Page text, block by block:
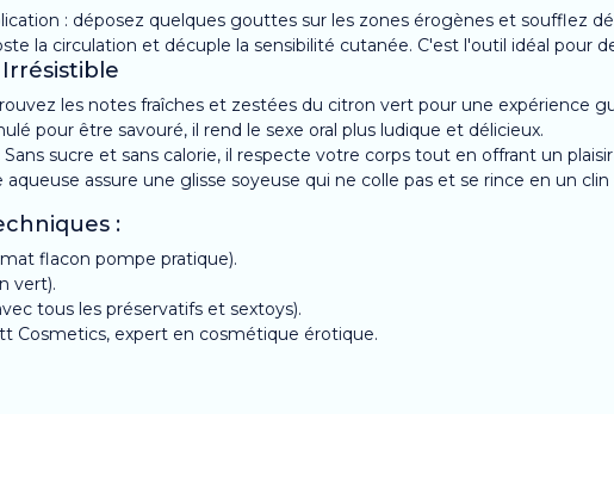
: déposez quelques gouttes sur les zones érogènes et soufflez
la circulation et décuple la sensibilité cutanée. C'est l'outil idéal pour
les notes fraîches et zestées du citron vert pour une expérience
pour être savouré, il rend le sexe oral plus ludique et délicieux.
Sans sucre et sans calorie, il respecte votre corps tout en offrant un
aqueuse assure une glisse soyeuse qui ne colle pas et se rince en un
:
flacon pompe pratique).
vert).
tous les préservatifs et sextoys).
Cosmetics, expert en cosmétique érotique.